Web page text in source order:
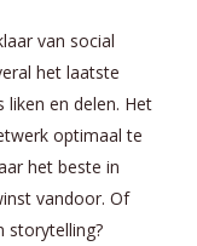
van social
het laatste
en delen. Het
optimaal te
het beste in
vandoor. Of
storytelling?